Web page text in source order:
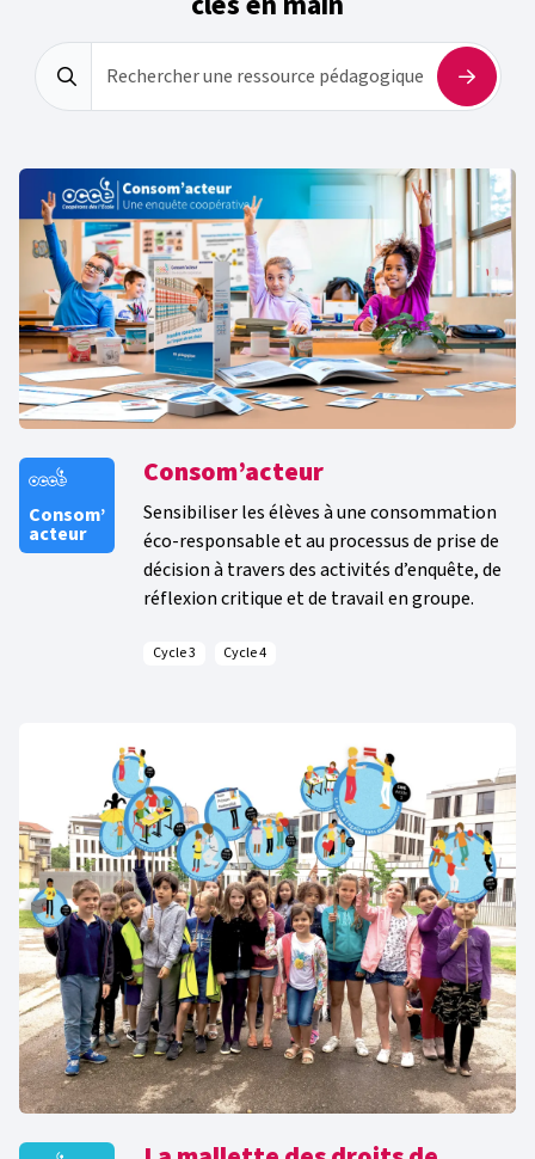
Rechercher une ressource pédagogique
Consom’
acteur
Consom’acteur
Sensibiliser les élèves à une consommation
éco-responsable et au processus de prise de
décision à travers des activités d’enquête, de
réflexion critique et de travail en groupe.
Cycle 3 Cycle 4